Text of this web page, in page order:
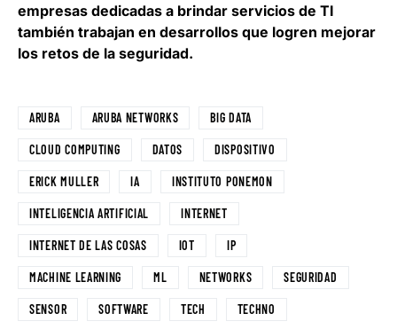
empresas dedicadas a brindar servicios de TI
también trabajan en desarrollos que logren mejorar
los retos de la seguridad.
ARUBA ARUBA NETWORKS BIG DATA
CLOUD COMPUTING DATOS DISPOSITIVO
ERICK MULLER IA INSTITUTO PONEMON
INTELIGENCIA ARTIFICIAL INTERNET
INTERNET DE LAS COSAS IOT IP
MACHINE LEARNING ML NETWORKS SEGURIDAD
SENSOR SOFTWARE TECH TECHNO